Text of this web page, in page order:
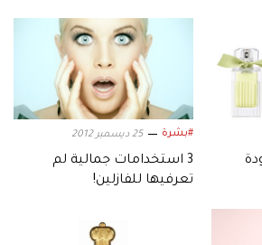
#بشرة 25 ديسمبر 2012
3 استخدامات جمالية لم
تعرفيها للفازلين!